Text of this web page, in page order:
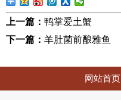
上一篇： 鸭掌爱土蟹
下一篇： 羊肚菌前酿雅鱼
网站首页